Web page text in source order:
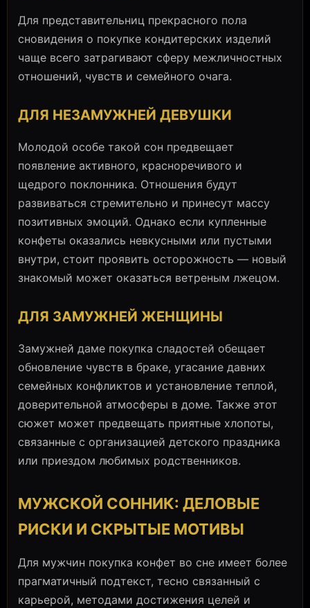
Для представительниц прекрасного пола
сновидения о покупке кондитерских изделий
чаще всего затрагивают сферу межличностных
отношений, чувств и семейного очага.
ДЛЯ НЕЗАМУЖНЕЙ ДЕВУШКИ
Молодой особе такой сон предвещает
появление активного, красноречивого и
щедрого поклонника. Отношения будут
развиваться стремительно и принесут массу
позитивных эмоций. Однако если купленные
конфеты оказались невкусными или пустыми
внутри, стоит проявить осторожность — новый
знакомый может оказаться ветреным лжецом.
ДЛЯ ЗАМУЖНЕЙ ЖЕНЩИНЫ
Замужней даме покупка сладостей обещает
обновление чувств в браке, угасание давних
семейных конфликтов и установление теплой,
доверительной атмосферы в доме. Также этот
сюжет может предвещать приятные хлопоты,
связанные с организацией детского праздника
или приездом любимых родственников.
МУЖСКОЙ СОННИК: ДЕЛОВЫЕ
РИСКИ И СКРЫТЫЕ МОТИВЫ
Для мужчин покупка конфет во сне имеет более
прагматичный подтекст, тесно связанный с
карьерой, методами достижения целей и